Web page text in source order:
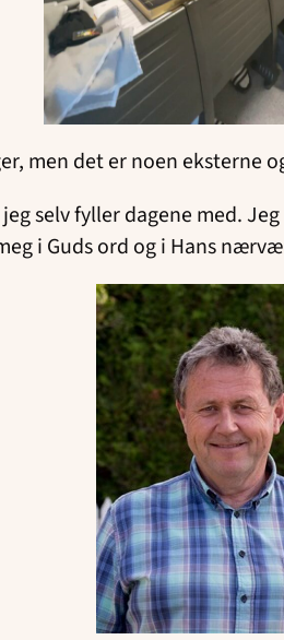
men det er noen eksterne
selv fyller dagene med.
i Guds ord og i Hans